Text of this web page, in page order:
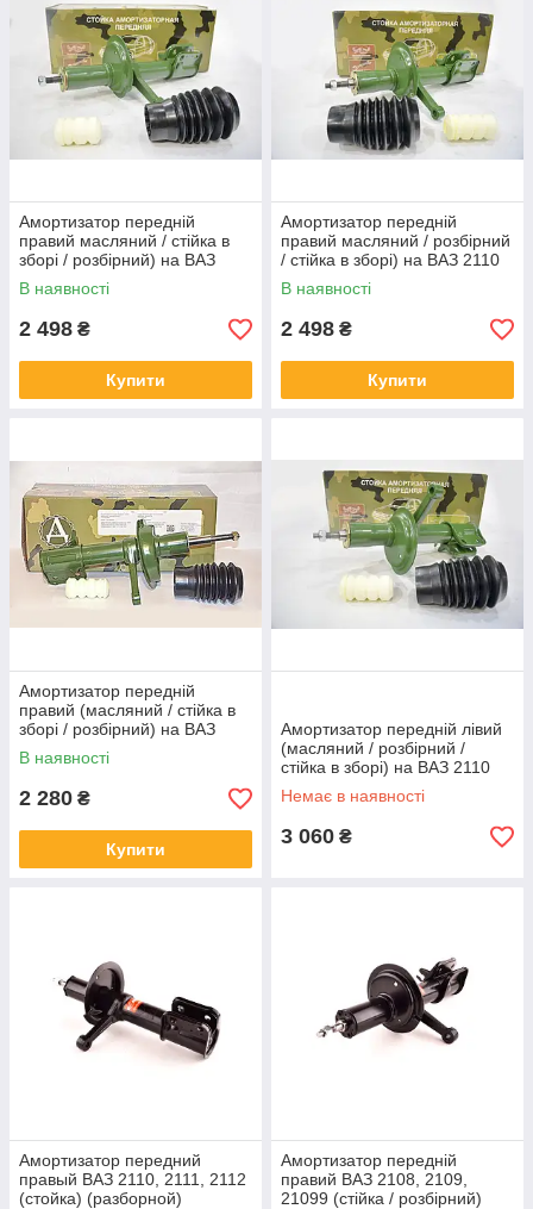
Амортизатор передній
правий масляний / стійка в
зборі / розбірний) на ВАЗ
2108
В наявності
2 498 ₴
Купити
Амортизатор передній
правий масляний / розбірний
/ стійка в зборі) на ВАЗ 2110
В наявності
2 498 ₴
Купити
Амортизатор передній
правий (масляний / стійка в
зборі / розбірний) на ВАЗ
1118
В наявності
2 280 ₴
Купити
Амортизатор передній лівий
(масляний / розбірний /
стійка в зборі) на ВАЗ 2110
Немає в наявності
3 060 ₴
Амортизатор передний
правый ВАЗ 2110, 2111, 2112
(стойка) (разборной)
Амортизатор передній
правий ВАЗ 2108, 2109,
21099 (стійка / розбірний)